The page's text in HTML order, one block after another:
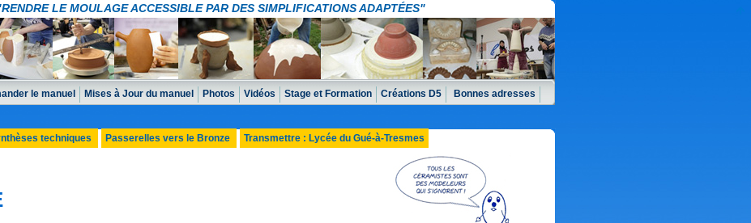
LE MOULAGE ACCESSIBLE PAR DES SIMPLIFICATIONS ADAPTÉES"
le manuel Mises à Jour du manuel Photos Vidéos Stage et Formation Créations D5 Bonnes adresses
techniques Passerelles vers le Bronze Transmettre : Lycée du Gué-à-Tresmes